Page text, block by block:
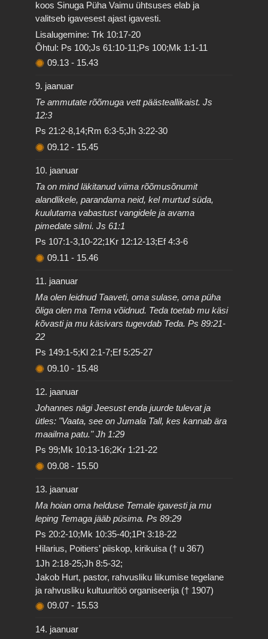
koos Sinuga Püha Vaimu ühtsuses elab ja
valitseb igavesest ajast igavesti.
Lisalugemine: Trk 10:17-20
Õhtul: Ps 100;Js 61:10-11;Ps 100;Mk 1:1-11
09.13 - 15.43
9. jaanuar
Te ammutate rõõmuga vett päästeallikaist. Js
12:3
Ps 21:2-8,14;Rm 6:3-5;Jh 3:22-30
09.12 - 15.45
10. jaanuar
Ta on mind läkitanud viima rõõmusõnumit
alandlikele, parandama neid, kel murtud süda,
kuulutama vabastust vangidele ja avama
pimedate silmi. Js 61:1
Ps 107:1-3,10-22;1Kr 12:12-13;Ef 4:3-6
09.11 - 15.46
11. jaanuar
Ma olen leidnud Taaveti, oma sulase, oma püha
õliga olen ma Tema võidnud. Teda toetab mu käsi
kõvasti ja mu käsivars tugevdab Teda. Ps 89:21-
22
Ps 149:1-5;Kl 2:1-7;Ef 5:25-27
09.10 - 15.48
12. jaanuar
Johannes nägi Jeesust enda juurde tulevat ja
ütles: "Vaata, see on Jumala Tall, kes kannab ära
maailma patu." Jh 1:29
Ps 99;Mk 10:13-16;2Kr 1:21-22
09.08 - 15.50
13. jaanuar
Ma hoian oma helduse Temale igavesti ja mu
leping Temaga jääb püsima. Ps 89:29
Ps 20:2-10;Mk 10:35-40;1Pt 3:18-22
Hilarius, Poitiers’ piiskop, kirikuisa († u 367)
1Jh 2:18-25;Jh 8:5-32;
Jakob Hurt, pastor, rahvusliku liikumise tegelane
ja rahvusliku kultuuritöö organiseerija († 1907)
09.07 - 15.53
14. jaanuar